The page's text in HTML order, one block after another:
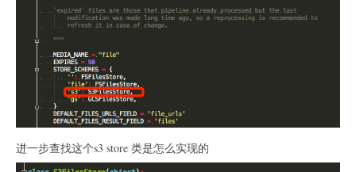
进一步查找这个s3 store 类是怎么实现的